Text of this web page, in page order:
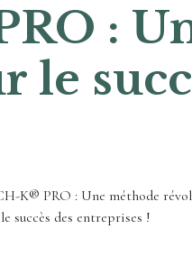
:
K® PRO : Une méthode
succès des entreprises !